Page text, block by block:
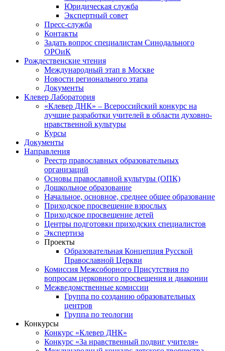
Юридическая служба
Экспертный совет
Пресс-служба
Контакты
Задать вопрос специалистам Синодального
ОРОиК
Рождественские чтения
Международный этап в Москве
Новости регионального этапа
Документы
Клевер Лаборатория
«Клевер ДНК» – Всероссийский конкурс на
лучшие разработки учителей в области духовно-
нравственной культуры
Курсы
Документы
Направления
Реестр православных образовательных
организаций
Основы православной культуры (ОПК)
Дошкольное образование
Начальное, основное, среднее общее образование
Приходское просвещение взрослых
Приходское просвещение детей
Центры подготовки приходских специалистов
Экспертиза
Проекты
Образовательная Концепция Русской
Православной Церкви
Комиссия Межсоборного Присутствия по
вопросам церковного просвещения и диаконии
Межведомственные комиссии
Группа по созданию образовательных
центров
Группа по теологии
Конкурсы
Конкурс «Клевер ДНК»
Конкурс «За нравственный подвиг учителя»